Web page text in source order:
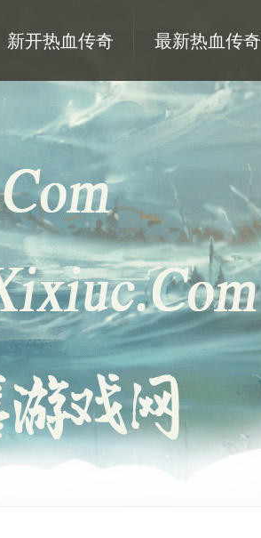
新开热血传奇 最新热血传奇